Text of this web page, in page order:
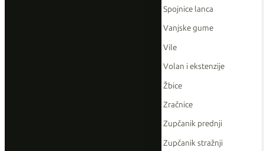
Spojnice lanca
Vanjske gume
Vile
Volan i ekstenzije
Žbice
Zračnice
Zupčanik prednji
Zupčanik stražnji